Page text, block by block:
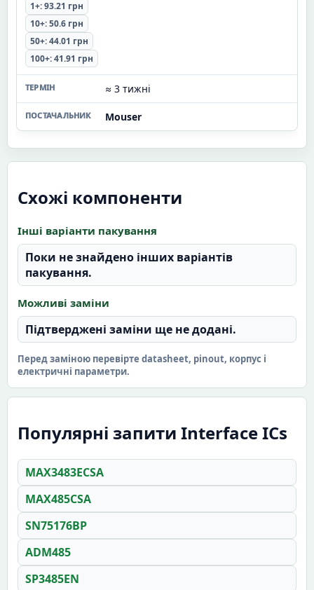
1+: 93.21 грн
10+: 50.6 грн
50+: 44.01 грн
100+: 41.91 грн
≈ 3 тижні
Mouser
Схожі компоненти
Інші варіанти пакування
Поки не знайдено інших варіантів
пакування.
Можливі заміни
Підтверджені заміни ще не додані.
Перед заміною перевірте datasheet, pinout, корпус і
електричні параметри.
Популярні запити Interface ICs
MAX3483ECSA
MAX485CSA
SN75176BP
ADM485
SP3485EN